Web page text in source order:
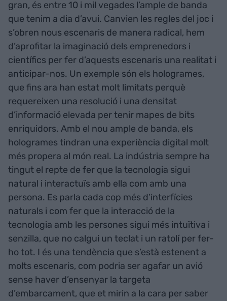
gran, és entre 10 i mil vegades l’ample de banda
que tenim a dia d’avui. Canvien les regles del joc i
s’obren nous escenaris de manera radical, hem
d’aprofitar la imaginació dels emprenedors i
científics per fer d’aquests escenaris una realitat i
anticipar-nos. Un exemple són els hologrames,
que fins ara han estat molt limitats perquè
requereixen una resolució i una densitat
d’informació elevada per tenir mapes de bits
enriquidors. Amb el nou ample de banda, els
hologrames tindran una experiència digital molt
més propera al món real. La indústria sempre ha
tingut el repte de fer que la tecnologia sigui
natural i interactuïs amb ella com amb una
persona. Es parla cada cop més d’interfícies
naturals i com fer que la interacció de la
tecnologia amb les persones sigui més intuïtiva i
senzilla, que no calgui un teclat i un ratolí per fer-
ho tot. I és una tendència que s’està estenent a
molts escenaris, com podria ser agafar un avió
sense haver d’ensenyar la targeta
d’embarcament, que et mirin a la cara per saber